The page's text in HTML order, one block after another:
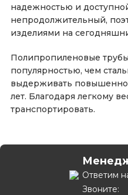
надежностью и
непродолжительный,
изделиями на
Полипропиленовые
популярностью, чем
выдерживать
лет. Благодаря легкому
транспортировать.
Ответим
Звоните: